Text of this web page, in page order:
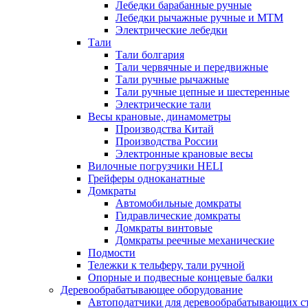
Лебедки барабанные ручные
Лебедки рычажные ручные и МТМ
Электрические лебедки
Тали
Тали болгария
Тали червячные и передвижные
Тали ручные рычажные
Тали ручные цепные и шестеренные
Электрические тали
Весы крановые, динамометры
Производства Китай
Производства России
Электронные крановые весы
Вилочные погрузчики HELI
Грейферы одноканатные
Домкраты
Автомобильные домкраты
Гидравлические домкраты
Домкраты винтовые
Домкраты реечные механические
Подмости
Тележки к тельферу, тали ручной
Опорные и подвесные концевые балки
Деревообрабатывающее оборудование
Автоподатчики для деревообрабатывающих